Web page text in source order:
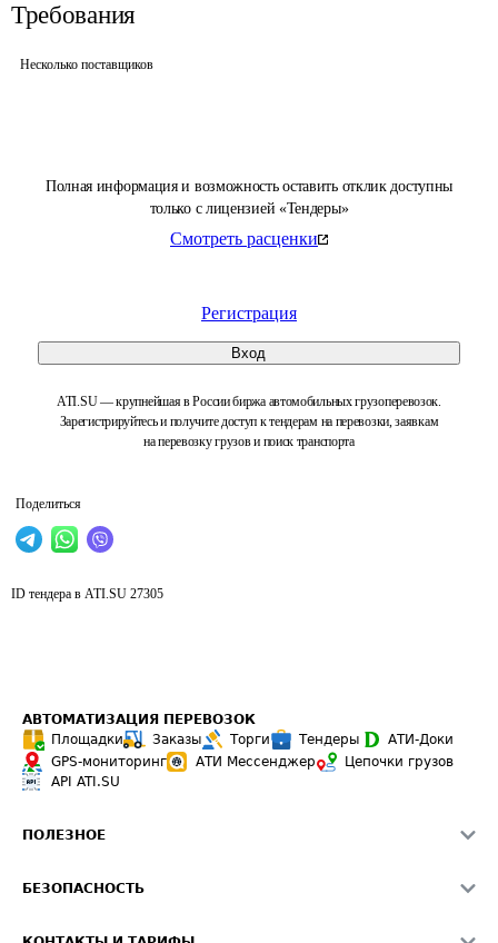
Полная информация и возможность оставить отклик доступны
только с лицензией «Тендеры»
Смотреть расценки
Регистрация
Вход
ATI.SU — крупнейшая в России биржа автомобильных грузоперевозок.
Зарегистрируйтесь и получите доступ к тендерам на перевозки, заявкам
на перевозку грузов и поиск транспорта
Поделиться
Требования
Несколько поставщиков
ID тендера в ATI.SU 27305
АВТОМАТИЗАЦИЯ ПЕРЕВОЗОК
Площадки
Заказы Торги Тендеры
АТИ-Доки
GPS-мониторинг
АТИ Мессенджер
Цепочки грузов
API ATI.SU
ПОЛЕЗНОЕ
Звезды ATI.SU на вашем сайте
БЕЗОПАСНОСТЬ